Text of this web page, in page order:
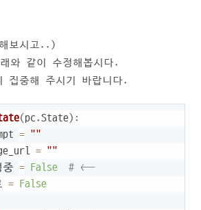
보시고..)
와 같이 수정해봅시다.
집중해 주시기 바랍니다.
(pc.State) :
= ""
= ""
중
= False
# <--
= False